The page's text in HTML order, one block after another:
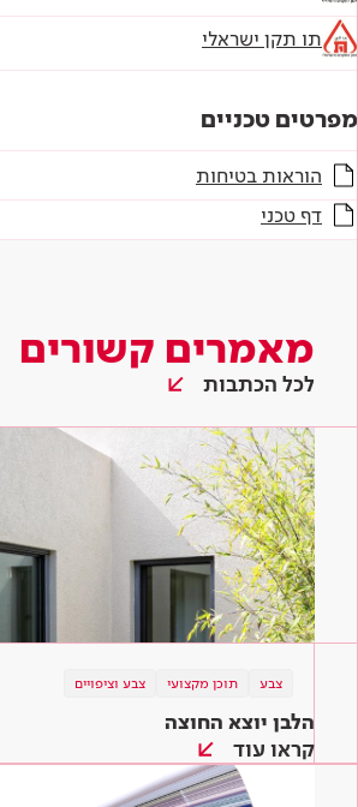
תו תקן ישראלי
מפרטים טכניים
הוראות בטיחות
דף טכני
מאמרים קשורים
לכל הכתבות
צבע תוכן מקצועי צבע וציפויים
הלבן יוצא החוצה
קראו עוד